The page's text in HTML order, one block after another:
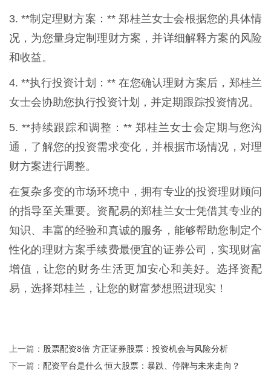
3. **制定理财方案：** 郑桂兰女士会根据您的具体情
况，为您量身定制理财方案，并详细解释方案的风险
和收益。
4. **执行投资计划：** 在您确认理财方案后，郑桂兰
女士会协助您执行投资计划，并定期跟踪投资情况。
5. **持续跟踪和调整：** 郑桂兰女士会定期与您沟
通，了解您的投资需求变化，并根据市场情况，对理
财方案进行调整。
在复杂多变的市场环境中，拥有专业的投资理财顾问
的指导至关重要。资配易的郑桂兰女士凭借其专业的
知识、丰富的经验和真诚的服务，能够帮助您制定个
性化的理财方案手续费最便宜的证券公司，实现财富
增值，让您的财务生活更加安心和美好。选择资配
易，选择郑桂兰，让您的财富梦想照进现实！
上一篇： 股票配资8倍 方正证券股票：投资机会与风险分析
下一篇： 配资平台是什么 恒大股票：暴跌、停牌与未来走向？